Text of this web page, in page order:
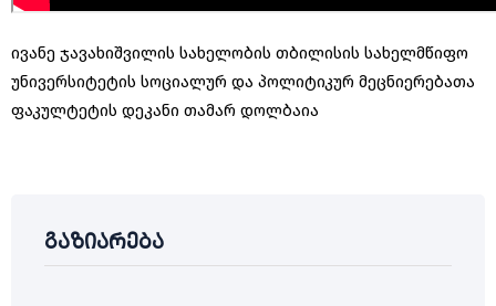
ივანე ჯავახიშვილის სახელობის თბილისის სახელმწიფო
უნივერსიტეტის სოციალურ და პოლიტიკურ მეცნიერებათა
ფაკულტეტის დეკანი თამარ დოლბაია
გაზიარება